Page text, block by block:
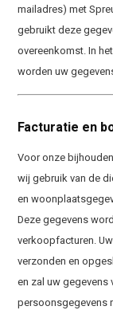
mailadres) met
gebruikt deze
overeenkomst. In
worden uw
Facturatie en
Voor onze
wij gebruik van de
en
Deze gegevens
verkoopfacturen.
verzonden en
en zal uw
persoonsgegevens